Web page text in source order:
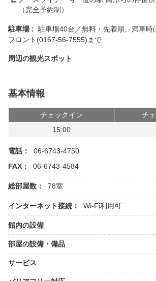
（完全予約制）
駐車場 : 駐車場40台／無料・先着順。満車時
フロント(0167-56-7555)まで
周辺の観光スポット
基本情報
チェックイン
チ
15:00
電話：
06-6743-4750
FAX：
06-6743-4584
総部屋数： 78室
インターネット接続： Wi-Fi利用可
館内の設備
部屋の設備・備品
サービス